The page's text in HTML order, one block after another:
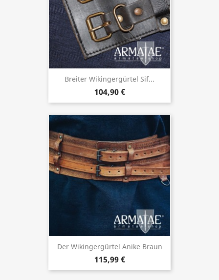
Breiter Wikingergürtel Sif...
104,90 €
Der Wikingergürtel Anike Braun
115,99 €